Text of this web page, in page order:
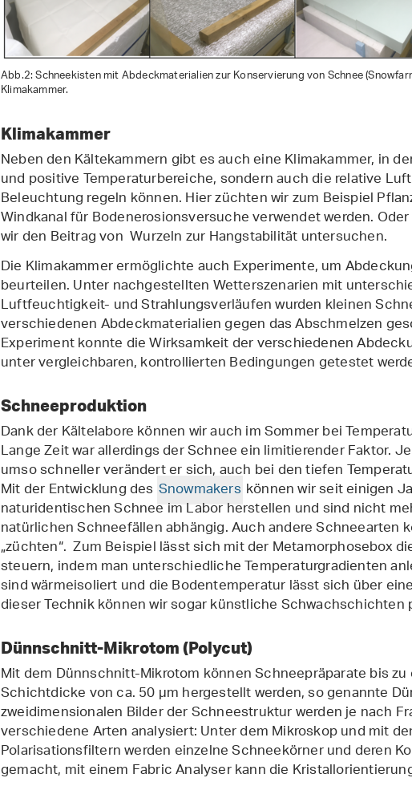
Abb.2: Schneekisten mit Abdeckmaterialien zur Konservierung von Schnee
Klimakammer.
Klimakammer
Neben den Kältekammern gibt es auch eine Klimakammer, in
und positive Temperaturbereiche, sondern auch die relative
Beleuchtung regeln können. Hier züchten wir zum Beispiel
Windkanal für Bodenerosionsversuche verwendet werden.
wir den Beitrag von Wurzeln zur Hangstabilität untersuchen.
Die Klimakammer ermöglichte auch Experimente, um
beurteilen. Unter nachgestellten Wetterszenarien mit
Luftfeuchtigkeit- und Strahlungsverläufen wurden kleinen
verschiedenen Abdeckmaterialien gegen das Abschmelzen
Experiment konnte die Wirksamkeit der verschiedenen
unter vergleichbaren, kontrollierten Bedingungen getestet
Schneeproduktion
Dank der Kältelabore können wir auch im Sommer bei
Lange Zeit war allerdings der Schnee ein limitierender Faktor.
umso schneller verändert er sich, auch bei den tiefen
Mit der Entwicklung des Snowmakers können wir seit einigen
naturidentischen Schnee im Labor herstellen und sind nicht
natürlichen Schneefällen abhängig. Auch andere Schneearten
„züchten“. Zum Beispiel lässt sich mit der Metamorphosebox
steuern, indem man unterschiedliche Temperaturgradienten
sind wärmeisoliert und die Bodentemperatur lässt sich über
dieser Technik können wir sogar künstliche Schwachschichten
Dünnschnitt-Mikrotom (Polycut)
Mit dem Dünnschnitt-Mikrotom können Schneepräparate bis
Schichtdicke von ca. 50 µm hergestellt werden, so genannte
zweidimensionalen Bilder der Schneestruktur werden je nach
verschiedene Arten analysiert: Unter dem Mikroskop und mit
Polarisationsfiltern werden einzelne Schneekörner und deren
gemacht, mit einem Fabric Analyser kann die